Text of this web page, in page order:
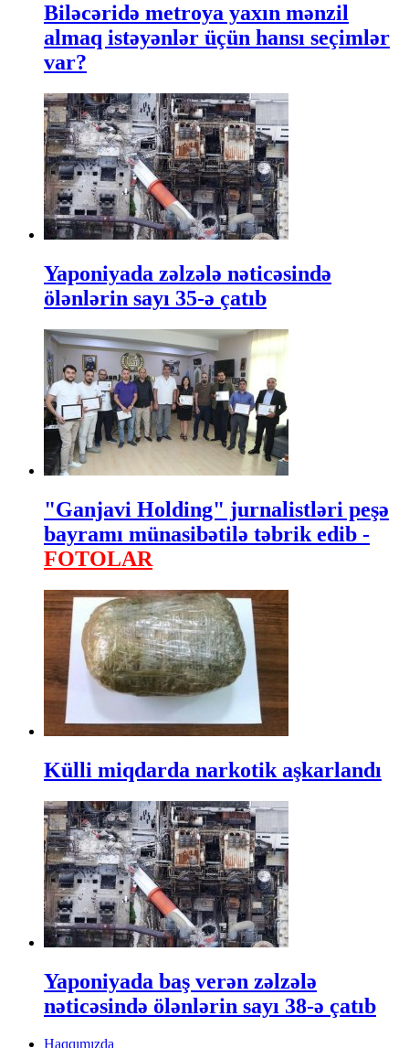
Biləcəridə metroya yaxın mənzil
almaq istəyənlər üçün hansı seçimlər
var?
Yaponiyada zəlzələ nəticəsində
ölənlərin sayı 35-ə çatıb
"Ganjavi Holding" jurnalistləri peşə
bayramı münasibətilə təbrik edib -
FOTOLAR
Külli miqdarda narkotik aşkarlandı
Yaponiyada baş verən zəlzələ
nəticəsində ölənlərin sayı 38-ə çatıb
Haqqımızda